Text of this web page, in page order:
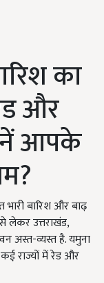
का
और
आपके
बारिश और बाढ़
लेकर उत्तराखंड,
अस्त-व्यस्त है. यमुना
राज्यों में रेड और